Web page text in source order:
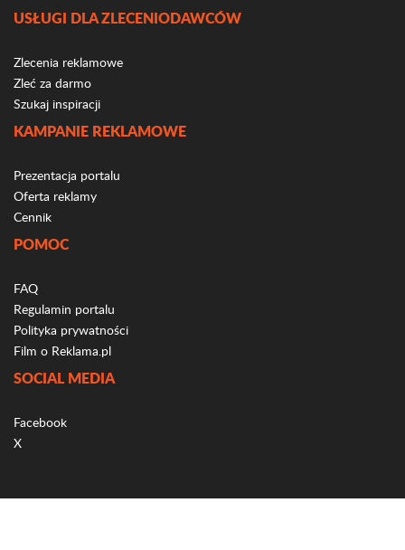
USŁUGI DLA ZLECENIODAWCÓW
Zlecenia reklamowe
Zleć za darmo
Szukaj inspiracji
KAMPANIE REKLAMOWE
Prezentacja portalu
Oferta reklamy
Cennik
POMOC
FAQ
Regulamin portalu
Polityka prywatności
Film o Reklama.pl
SOCIAL MEDIA
Facebook
X